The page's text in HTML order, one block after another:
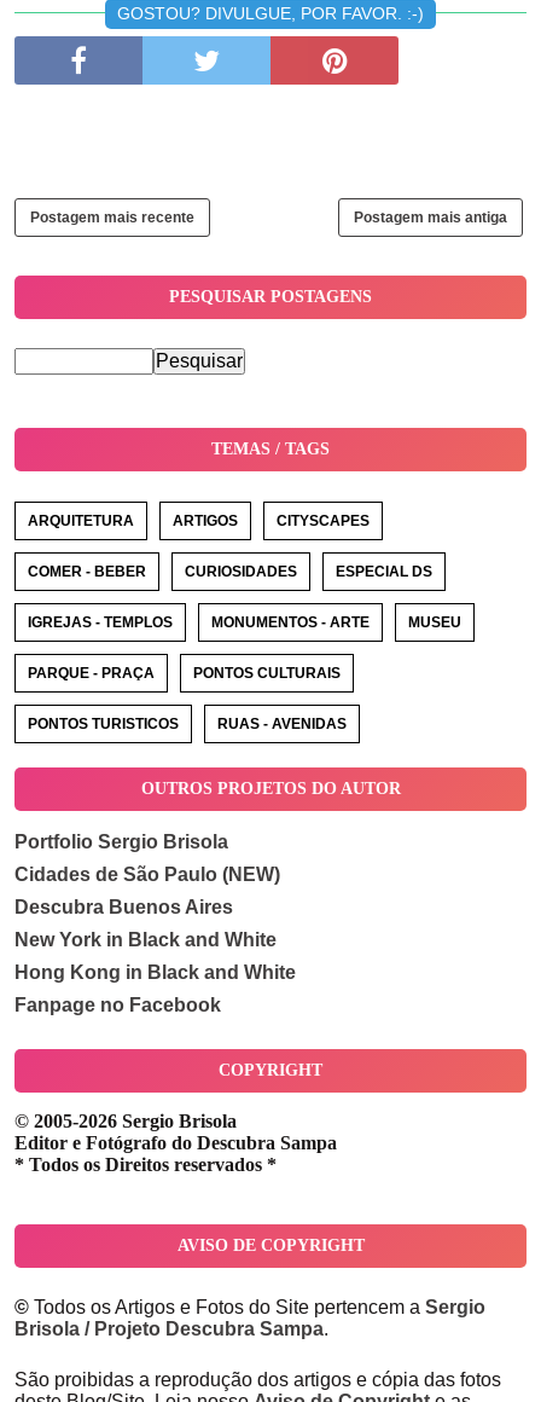
GOSTOU? DIVULGUE, POR FAVOR. :-)
Postagem mais recente Postagem mais antiga
PESQUISAR POSTAGENS
TEMAS / TAGS
ARQUITETURA ARTIGOS CITYSCAPES
COMER - BEBER CURIOSIDADES ESPECIAL DS
IGREJAS - TEMPLOS MONUMENTOS - ARTE MUSEU
PARQUE - PRAÇA PONTOS CULTURAIS
PONTOS TURISTICOS RUAS - AVENIDAS
OUTROS PROJETOS DO AUTOR
Portfolio Sergio Brisola
Cidades de São Paulo (NEW)
Descubra Buenos Aires
New York in Black and White
Hong Kong in Black and White
Fanpage no Facebook
COPYRIGHT
© 2005-2026 Sergio Brisola
Editor e Fotógrafo do Descubra Sampa
* Todos os Direitos reservados *
AVISO DE COPYRIGHT
© Todos os Artigos e Fotos do Site pertencem a Sergio
Brisola / Projeto Descubra Sampa.
São proibidas a reprodução dos artigos e cópia das fotos